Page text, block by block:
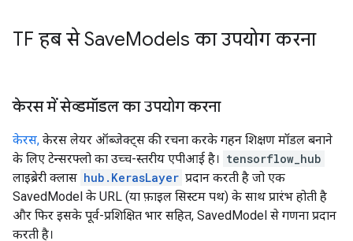
TF हब से SaveModels का उपयोग करना
केरस में सेव्डमॉडल का उपयोग करना
केरस, केरस लेयर ऑब्जेक्ट्स की रचना करके गहन शिक्षण मॉडल बनाने
के लिए टेन्सरफ्लो का उच्च-स्तरीय एपीआई है। tensorflow_hub
लाइब्रेरी क्लास hub.KerasLayer प्रदान करती है जो एक
SavedModel के URL (या फ़ाइल सिस्टम पथ) के साथ प्रारंभ होती है
और फिर इसके पूर्व-प्रशिक्षित भार सहित, SavedModel से गणना प्रदान
करती है।